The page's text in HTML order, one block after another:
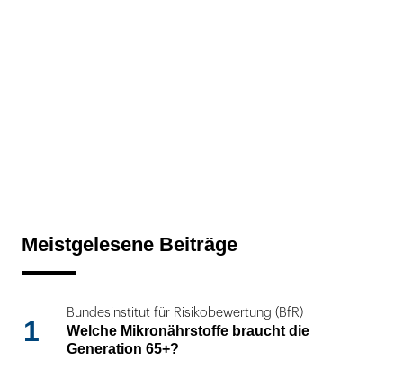
Meistgelesene Beiträge
1
Bundesinstitut für Risikobewertung (BfR)
Welche Mikronährstoffe braucht die
Generation 65+?